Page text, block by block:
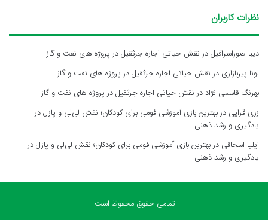
نظرات کاربران
دیبا صوراسرافیلدرنقش حیاتی اجاره جرثقیل در پروژه های نفت و گاز
لونا پیربازاری درنقش حیاتی اجاره جرثقیل در پروژه های نفت و گاز
بهرنگ قاسمی نژاد درنقش حیاتی اجاره جرثقیل در پروژه های نفت و گاز
زری قرایی دربهترین بازی آموزشی فومی برای کودکان؛ نقش لی‌لی و پازل در
یادگیری و رشد ذهنی
ایلیا اسحاقی دربهترین بازی آموزشی فومی برای کودکان؛ نقش لی‌لی و پازل در
یادگیری و رشد ذهنی
تمامی حقوق محفوظ است.